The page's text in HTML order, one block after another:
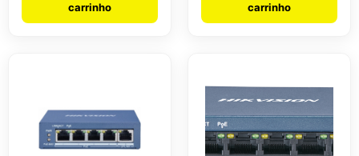
carrinho
carrinho